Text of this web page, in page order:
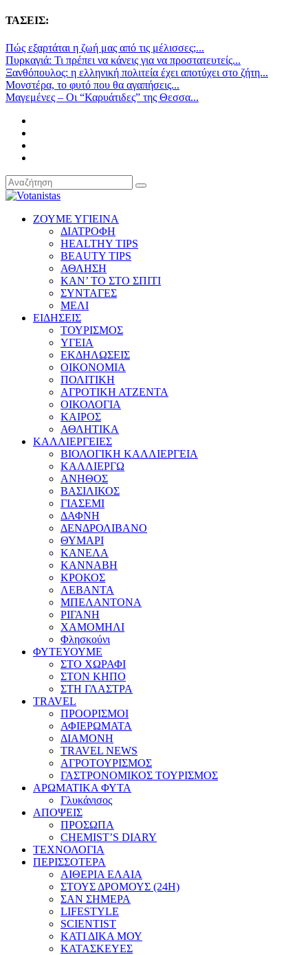
ΤΑΣΕΙΣ:
Πώς εξαρτάται η ζωή μας από τις μέλισσες;...
Πυρκαγιά: Τι πρέπει να κάνεις για να προστατευτείς...
Ξανθόπουλος: η ελληνική πολιτεία έχει αποτύχει στο ζήτη...
Μονστέρα, το φυτό που θα αγαπήσεις...
Μαγεμένες – Οι “Καρυάτιδες” της Θεσσα...
ΖΟΥΜΕ ΥΓΙΕΙΝΑ
ΔΙΑΤΡΟΦΗ
HEALTHY TIPS
BEAUTY TIPS
ΑΘΛΗΣΗ
ΚΑΝ’ ΤΟ ΣΤΟ ΣΠΙΤΙ
ΣΥΝΤΑΓΕΣ
ΜΕΛΙ
ΕΙΔΗΣΕΙΣ
ΤΟΥΡΙΣΜΟΣ
ΥΓΕΙΑ
ΕΚΔΗΛΩΣΕΙΣ
ΟΙΚΟΝΟΜΙΑ
ΠΟΛΙΤΙΚΗ
ΑΓΡΟΤΙΚΗ ΑΤΖΕΝΤΑ
ΟΙΚΟΛΟΓΙΑ
ΚΑΙΡΟΣ
ΑΘΛΗΤΙΚΑ
ΚΑΛΛΙΕΡΓΕΙΕΣ
ΒΙΟΛΟΓΙΚΗ ΚΑΛΛΙΕΡΓΕΙΑ
ΚΑΛΛΙΕΡΓΩ
ΑΝΗΘΟΣ
ΒΑΣΙΛΙΚΟΣ
ΓΙΑΣΕΜΙ
ΔΑΦΝΗ
ΔΕΝΔΡΟΛΙΒΑΝΟ
ΘΥΜΑΡΙ
ΚΑΝΕΛΑ
ΚΑΝΝΑΒΗ
ΚΡΟΚΟΣ
ΛΕΒΑΝΤΑ
ΜΠΕΛΑΝΤΟΝΑ
ΡΙΓΑΝΗ
ΧΑΜΟΜΗΛΙ
Φλησκούνι
ΦΥΤΕΥΟΥΜΕ
ΣΤΟ ΧΩΡΑΦΙ
ΣΤΟΝ ΚΗΠΟ
ΣΤΗ ΓΛΑΣΤΡΑ
TRAVEL
ΠΡΟΟΡΙΣΜΟΙ
ΑΦΙΕΡΩΜΑΤΑ
ΔΙΑΜΟΝΗ
TRAVEL NEWS
ΑΓΡΟΤΟΥΡΙΣΜΟΣ
ΓΑΣΤΡΟΝΟΜΙΚΟΣ ΤΟΥΡΙΣΜΟΣ
ΑΡΩΜΑΤΙΚΑ ΦΥΤΑ
Γλυκάνισος
ΑΠΟΨΕΙΣ
ΠΡΟΣΩΠΑ
CHEMIST’S DIARY
ΤΕΧΝΟΛΟΓΙΑ
ΠΕΡΙΣΣΟΤΕΡΑ
ΑΙΘΕΡΙΑ ΕΛΑΙΑ
ΣΤΟΥΣ ΔΡΟΜΟΥΣ (24H)
ΣΑΝ ΣΗΜΕΡΑ
LIFESTYLE
SCIENTIST
ΚΑΤΙ ΔΙΚΑ ΜΟΥ
ΚΑΤΑΣΚΕΥΕΣ